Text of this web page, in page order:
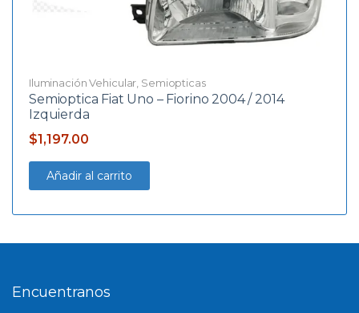
Iluminación Vehicular Semiopticas
Semioptica Fiat Uno – Fiorino 2004 / 2014
Izquierda
$1,197.00
Añadir al carrito
Encuentranos